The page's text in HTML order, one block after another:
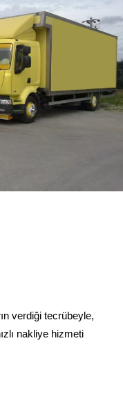
verdiği tecrübeyle,
nakliye hizmeti